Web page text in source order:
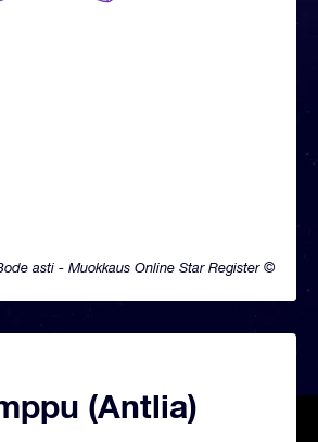
asti - Muokkaus Online Star Register ©
(Antlia)